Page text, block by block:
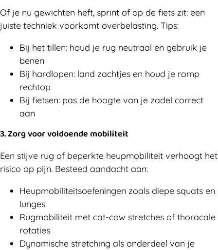
Of je nu gewichten heft, sprint of op de fiets zit: een
juiste techniek voorkomt overbelasting. Tips:
Bij het tillen: houd je rug neutraal en gebruik je
benen
Bij hardlopen: land zachtjes en houd je romp
rechtop
Bij fietsen: pas de hoogte van je zadel correct
aan
3.Zorg voor voldoende mobiliteit
Een stijve rug of beperkte heupmobiliteit verhoogt het
risico op pijn. Besteed aandacht aan:
Heupmobiliteitsoefeningen zoals diepe squats en
lunges
Rugmobiliteit met cat-cow stretches of thoracale
rotaties
Dynamische stretching als onderdeel van je